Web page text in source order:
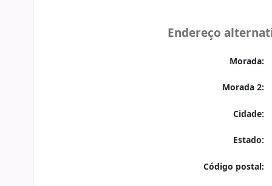
Endereço
Morada:
Morada 2:
Cidade:
Estado:
Código postal: